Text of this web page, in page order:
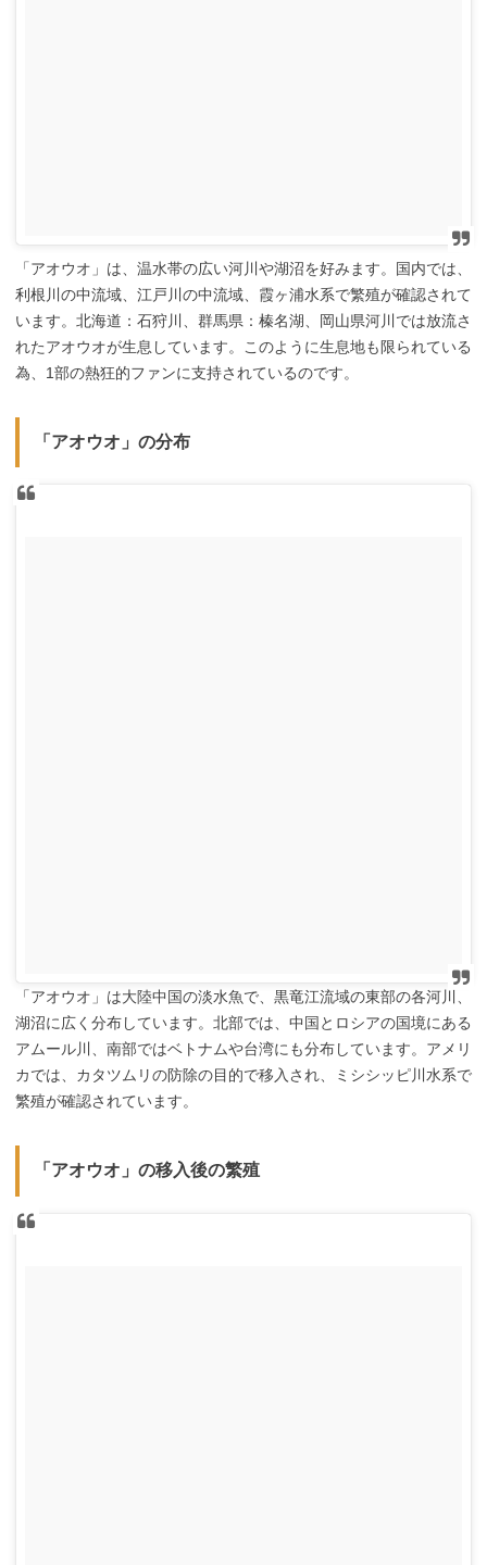
「アオウオ」は、温水帯の広い河川や湖沼を好みます。国内では、
利根川の中流域、江戸川の中流域、霞ヶ浦水系で繁殖が確認されて
います。北海道：石狩川、群馬県：榛名湖、岡山県河川では放流さ
れたアオウオが生息しています。このように生息地も限られている
為、1部の熱狂的ファンに支持されているのです。
「アオウオ」の分布
「アオウオ」は大陸中国の淡水魚で、黒竜江流域の東部の各河川、
湖沼に広く分布しています。北部では、中国とロシアの国境にある
アムール川、南部ではベトナムや台湾にも分布しています。アメリ
カでは、カタツムリの防除の目的で移入され、ミシシッピ川水系で
繁殖が確認されています。
「アオウオ」の移入後の繁殖